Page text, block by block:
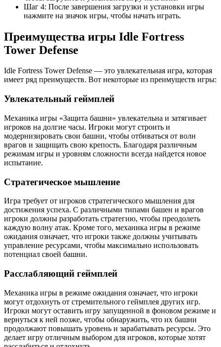
Шаг 4: После завершения загрузки и установки игры
нажмите на значок игры, чтобы начать играть.
Преимущества игры Idle Fortress
Tower Defense
Idle Fortress Tower Defense — это увлекательная игра, которая
имеет ряд преимуществ. Вот некоторые из преимуществ игры:
Увлекательный геймплей
Механика игры «Защита башни» увлекательна и затягивает
игроков на долгие часы. Игроки могут строить и
модернизировать свои башни, чтобы отбиваться от волн
врагов и защищать свою крепость. Благодаря различным
режимам игры и уровням сложности всегда найдется новое
испытание.
Стратегическое мышление
Игра требует от игроков стратегического мышления для
достижения успеха. С различными типами башен и врагов
игроки должны разработать стратегию, чтобы преодолеть
каждую волну атак. Кроме того, механика игры в режиме
ожидания означает, что игроки также должны учитывать
управление ресурсами, чтобы максимально использовать
потенциал своей башни.
Расслабляющий геймплей
Механика игры в режиме ожидания означает, что игроки
могут отдохнуть от стремительного геймплея других игр.
Игроки могут оставить игру запущенной в фоновом режиме и
вернуться к ней позже, чтобы обнаружить, что их башни
продолжают повышать уровень и зарабатывать ресурсы. Это
делает игру отличным выбором для игроков, которые хотят